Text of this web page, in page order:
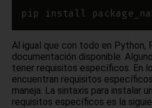
Al igual que con todo en Python,
documentación disponible.
tener requisitos específicos. En
encuentran requisitos
maneja. La sintaxis para instalar
requisitos específicos es la